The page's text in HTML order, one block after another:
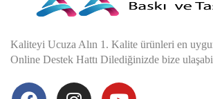
Kaliteyi Ucuza Alın 1. Kalite ürünleri en
Online Destek Hattı Dilediğinizde bize